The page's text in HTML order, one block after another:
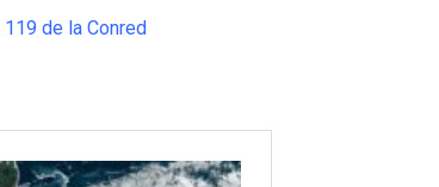
119 de la Conred